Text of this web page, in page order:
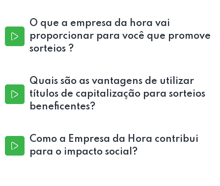
O que a empresa da hora vai
proporcionar para você que promove
sorteios ?
Quais são as vantagens de utilizar
títulos de capitalização para sorteios
beneficentes?
Como a Empresa da Hora contribui
para o impacto social?